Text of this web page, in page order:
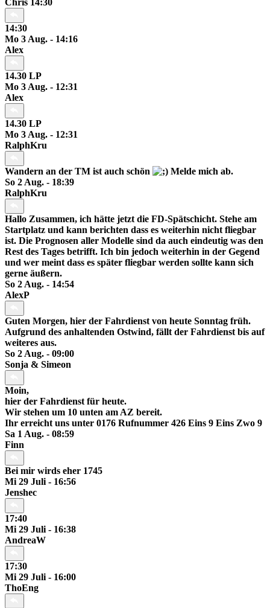
Chris 14:30
14:30
Mo 3 Aug. - 14:16
Alex
14.30 LP
Mo 3 Aug. - 12:31
Alex
14.30 LP
Mo 3 Aug. - 12:31
RalphKru
Wandern an der TM ist auch schön
Melde mich ab.
So 2 Aug. - 18:39
RalphKru
Hallo Zusammen, ich hätte jetzt die FD-Spätschicht. Stehe am
Startplatz und kann berichten dass es weiterhin nicht fliegbar
ist. Die Prognosen aller Modelle sind da auch eindeutig was den
Rest des Tages betrifft. Ich bin jedoch weiterhin in der Gegend
und wer meint dass es später fliegbar werden sollte kann sich
gerne äußern.
So 2 Aug. - 14:54
AlexP
Guten Morgen, hier der Fahrdienst von heute Sonntag früh.
Aufgrund des anhaltenden Ostwind, fällt der Fahrdienst bis auf
weiteres aus.
So 2 Aug. - 09:00
Sonja & Simeon
Moin,
hier der Fahrdienst für heute.
Wir stehen um 10 unten am AZ bereit.
Ihr erreicht uns unter 0176 Rufnummer 426 Eins 9 Eins Zwo 9
Sa 1 Aug. - 08:59
Finn
Bei mir wirds eher 1745
Mi 29 Juli - 16:56
Jenshec
17:40
Mi 29 Juli - 16:38
AndreaW
17:30
Mi 29 Juli - 16:00
ThoEng